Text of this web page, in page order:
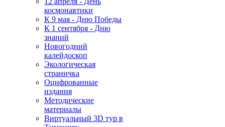
космонавтики
К 9 мая - Дню Победы
К 1 сентября - Дню
знаний
Новогодний
калейдоскоп
Экологическая
страничка
Оцифрованные
издания
Методические
материалы
Виртуальный 3D тур в